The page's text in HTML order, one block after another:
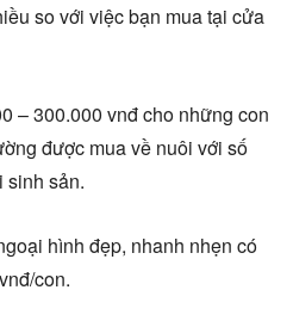
so với việc bạn mua tại cửa
– 300.000 vnđ cho những con
được mua về nuôi với số
sinh sản.
hình đẹp, nhanh nhẹn có
con.